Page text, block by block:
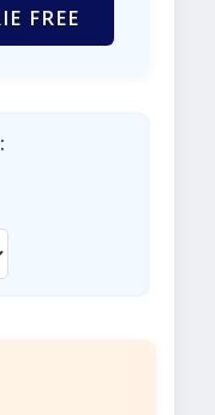
FREE